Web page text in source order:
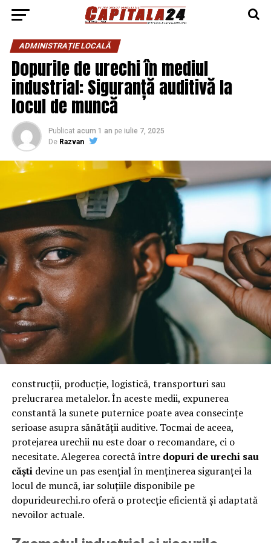
ADMINISTRAȚIE LOCALĂ
Dopurile de urechi în mediul
industrial: Siguranță auditivă la
locul de muncă
Publicat acum 1 an pe iulie 7, 2025
De Razvan
construcții, producție, logistică, transporturi sau
prelucrarea metalelor. În aceste medii, expunerea
constantă la sunete puternice poate avea consecințe
serioase asupra sănătății auditive. Tocmai de aceea,
protejarea urechii nu este doar o recomandare, ci o
necesitate. Alegerea corectă între dopuri de urechi sau
căștidevine un pas esențial în menținerea siguranței la
locul de muncă, iar soluțiile disponibile pe
dopurideurechi.ro oferă o protecție eficientă și adaptată
nevoilor actuale.